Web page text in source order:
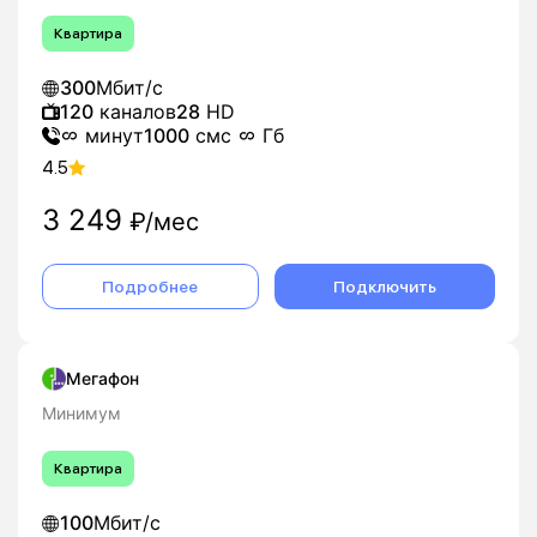
Квартира
300Мбит/с
120 каналов28 HD
минут1000 смс Гб
4.5
3 249 ₽/мес
Подробнее Подключить
Мегафон
Минимум
Квартира
100Мбит/с